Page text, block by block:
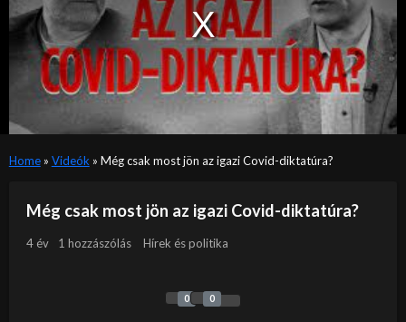
Home» Videók » Még csak most jön az igazi Covid-diktatúra?
Még csak most jön az igazi Covid-diktatúra?
4 év 1 hozzászólás Hírek és politika
0 0